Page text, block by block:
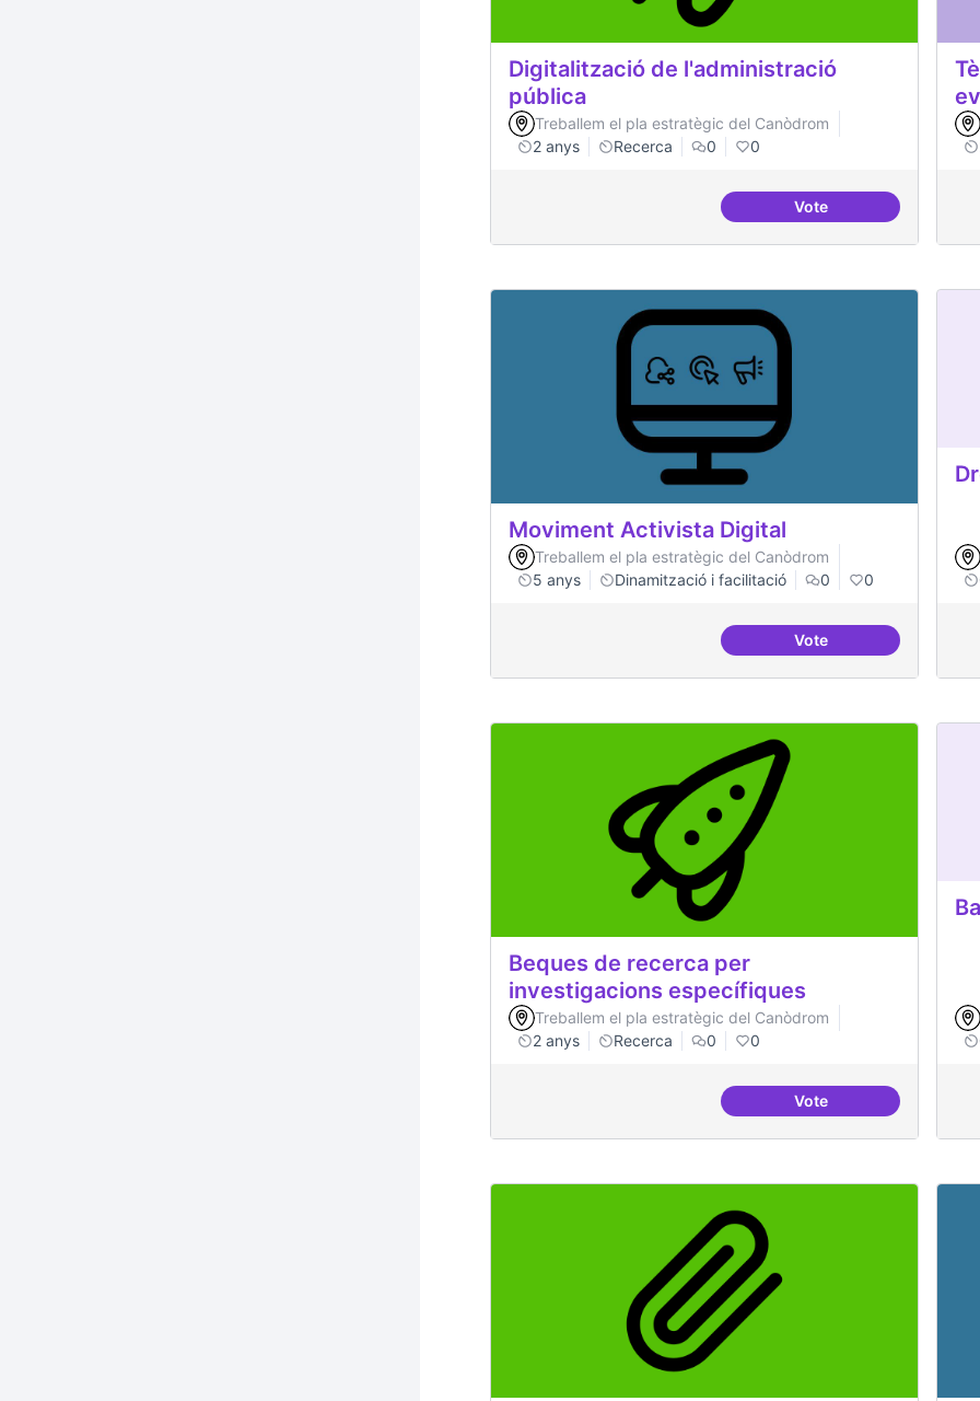
Digitalització de l'administració
pública
Treballem el pla estratègic del Canòdrom
2 anys
Recerca 0 0
VoteDigitalització de
Moviment Activista Digital
Treballem el pla estratègic del Canòdrom
5 anys
Dinamització i facilitació 0 0
VoteMoviment Activista
Beques de recerca per
investigacions específiques
Treballem el pla estratègic del Canòdrom
2 anys
Recerca 0 0
VoteBeques de recerca